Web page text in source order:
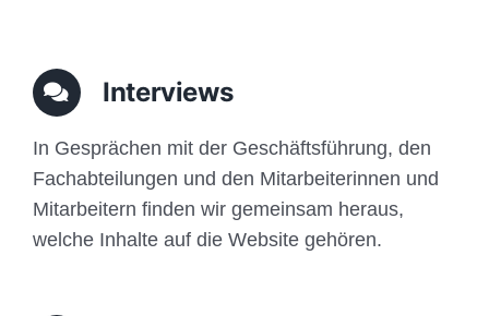
Anfrage
Interviews
In Gesprächen mit der Geschäftsführung, den
Fachabteilungen und den Mitarbeiterinnen und
Mitarbeitern finden wir gemeinsam heraus,
welche Inhalte auf die Website gehören.